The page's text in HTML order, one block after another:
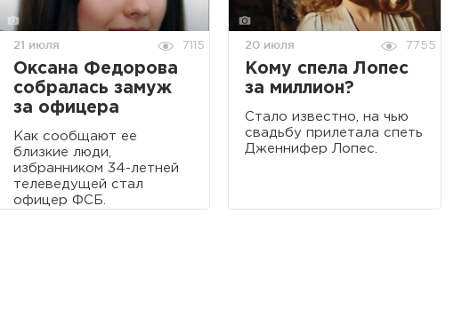
21 июля 7115
Оксана Федорова
собралась замуж
за офицера
Как сообщают ее
близкие люди,
избранником 34-летней
телеведущей стал
офицер ФСБ.
20 июля 7755
Кому спела Лопес
за миллион?
Cтало известно, на чью
свадьбу прилетала спеть
Дженнифер Лопес.